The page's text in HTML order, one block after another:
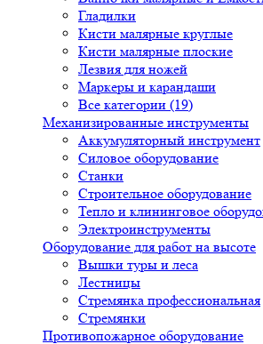
Гладилки
Кисти малярные круглые
Кисти малярные плоские
Лезвия для ножей
Маркеры и карандаши
Все категории (19)
Механизированные инструменты
Аккумуляторный инструмент
Силовое оборудование
Станки
Строительное оборудование
Тепло и клининговое
Электроинструменты
Оборудование для работ на высоте
Вышки туры и леса
Лестницы
Стремянка профессиональная
Стремянки
Противопожарное оборудование